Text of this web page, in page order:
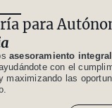
para
asesoramiento
ayudándote con el
maximizando las